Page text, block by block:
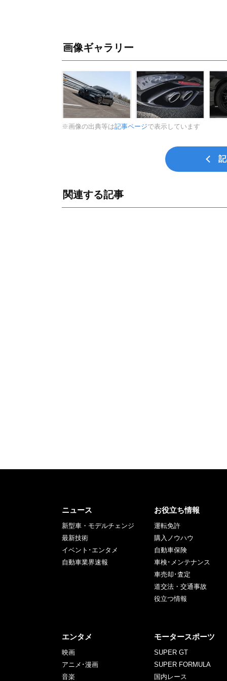
画像ギャラリー
※画像の出典等は記事ページで表示しています
関連する記事
ニュース
新型車・モデルチェンジ
最新技術
イベント･エンタメ
自動車業界速報
お役立ち情報
運転免許
購入ノウハウ
自動車保険
車検･メンテナンス
車売却･査定
道交法・交通事故
役立つ情報
エンタメ
映画
アニメ･漫画
音楽
モータースポーツ
SUPER GT
SUPER FORMULA
国内レース